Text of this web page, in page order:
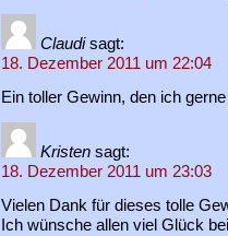
Claudi sagt:
18. Dezember 2011 um 22:04
Ein toller Gewinn, den ich
Kristen sagt:
18. Dezember 2011 um 23:03
Vielen Dank für dieses tolle
Ich wünsche allen viel Glück